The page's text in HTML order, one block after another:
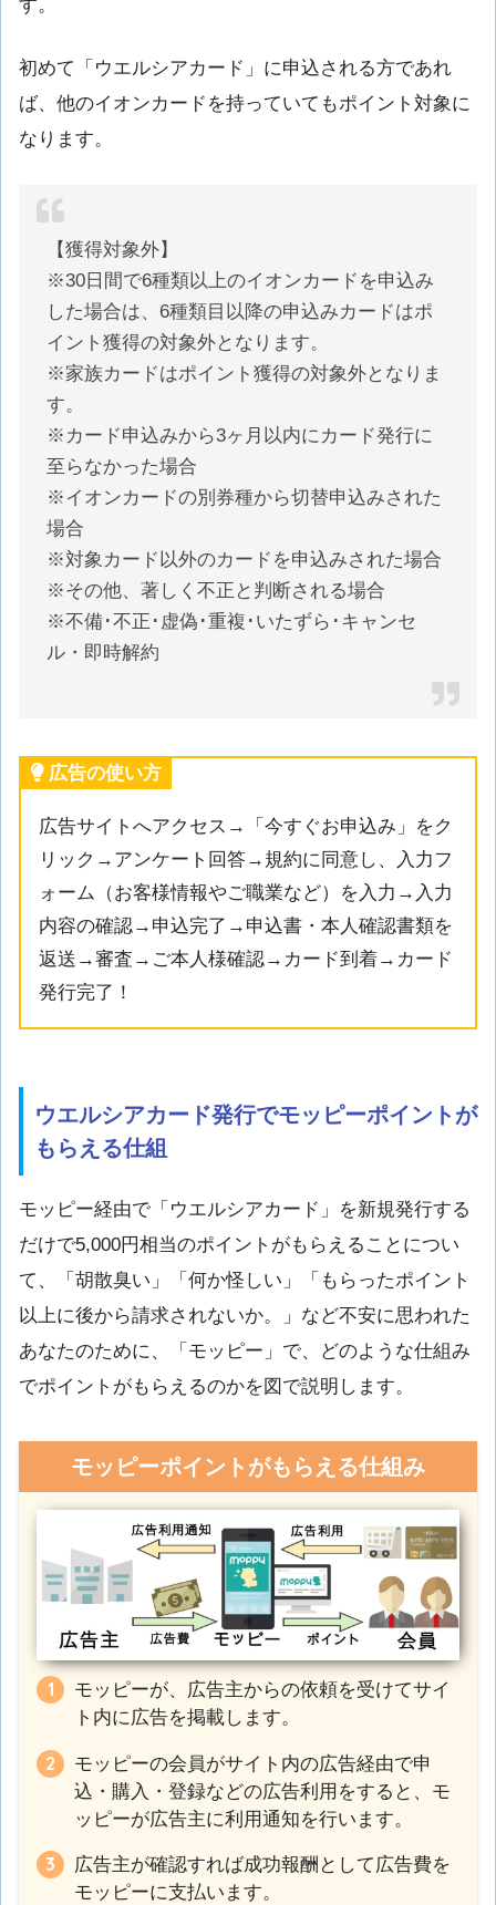
す。
初めて「ウエルシアカード」に申込される方であれ
ば、他のイオンカードを持っていてもポイント対象に
なります。
【獲得対象外】
※30日間で6種類以上のイオンカードを申込み
した場合は、6種類目以降の申込みカードはポ
イント獲得の対象外となります。
※家族カードはポイント獲得の対象外となりま
す。
※カード申込みから3ヶ月以内にカード発行に
至らなかった場合
※イオンカードの別券種から切替申込みされた
場合
※対象カード以外のカードを申込みされた場合
※その他、著しく不正と判断される場合
※不備･不正･虚偽･重複･いたずら･キャンセ
ル・即時解約
広告の使い方
広告サイトへアクセス→「今すぐお申込み」をク
リック→アンケート回答→規約に同意し、入力フ
ォーム（お客様情報やご職業など）を入力→入力
内容の確認→申込完了→申込書・本人確認書類を
返送→審査→ご本人様確認→カード到着→カード
発行完了！
ウエルシアカード発行でモッピーポイントが
もらえる仕組
モッピー経由で「ウエルシアカード」を新規発行する
だけで5,000円相当のポイントがもらえることについ
て、「胡散臭い」「何か怪しい」「もらったポイント
以上に後から請求されないか。」など不安に思われた
あなたのために、「モッピー」で、どのような仕組み
でポイントがもらえるのかを図で説明します。
モッピーポイントがもらえる仕組み
モッピーが、広告主からの依頼を受けてサイ
ト内に広告を掲載します。
モッピーの会員がサイト内の広告経由で申
込・購入・登録などの広告利用をすると、モ
ッピーが広告主に利用通知を行います。
広告主が確認すれば成功報酬として広告費を
モッピーに支払います。